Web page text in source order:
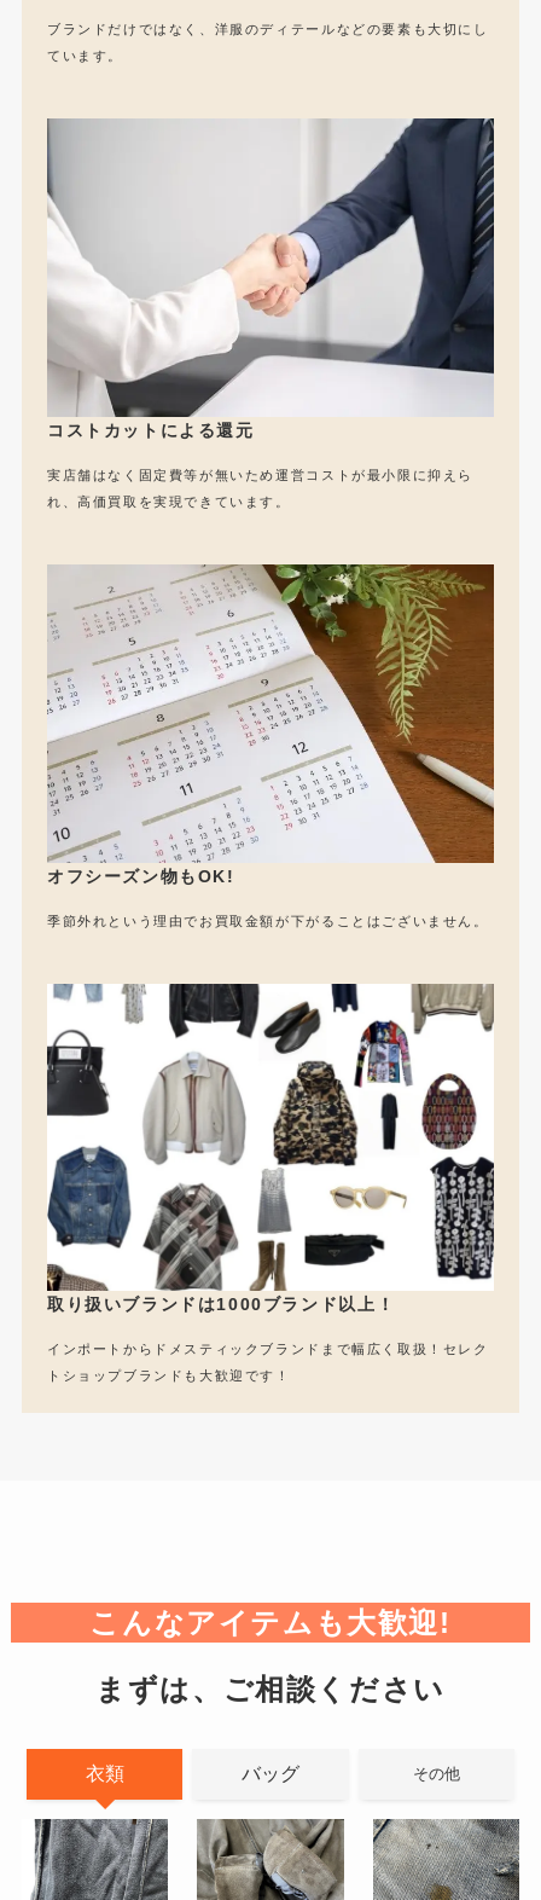
ブランドだけではなく、洋服のディテールなどの要素も大切にし
ています。
コストカットによる還元
実店舗はなく固定費等が無いため運営コストが最小限に抑えら
れ、高価買取を実現できています。
オフシーズン物もOK!
季節外れという理由でお買取金額が下がることはございません。
取り扱いブランドは1000ブランド以上！
インポートからドメスティックブランドまで幅広く取扱！セレク
トショップブランドも大歓迎です！
こんなアイテムも大歓迎!
まずは、ご相談ください
衣類 バッグ その他